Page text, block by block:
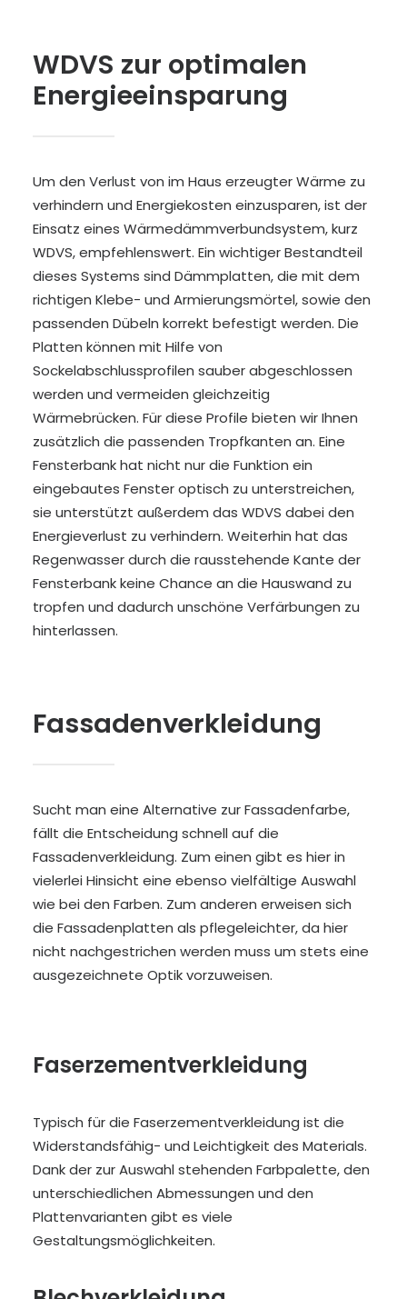
WDVS zur optimalen
Energieeinsparung
Um den Verlust von im Haus erzeugter Wärme zu
verhindern und Energiekosten einzusparen, ist der
Einsatz eines Wärmedämmverbundsystem, kurz
WDVS, empfehlenswert. Ein wichtiger Bestandteil
dieses Systems sind Dämmplatten, die mit dem
richtigen Klebe- und Armierungsmörtel, sowie den
passenden Dübeln korrekt befestigt werden. Die
Platten können mit Hilfe von
Sockelabschlussprofilen sauber abgeschlossen
werden und vermeiden gleichzeitig
Wärmebrücken. Für diese Profile bieten wir Ihnen
zusätzlich die passenden Tropfkanten an. Eine
Fensterbank hat nicht nur die Funktion ein
eingebautes Fenster optisch zu unterstreichen,
sie unterstützt außerdem das WDVS dabei den
Energieverlust zu verhindern. Weiterhin hat das
Regenwasser durch die rausstehende Kante der
Fensterbank keine Chance an die Hauswand zu
tropfen und dadurch unschöne Verfärbungen zu
hinterlassen.
Fassadenverkleidung
Sucht man eine Alternative zur Fassadenfarbe,
fällt die Entscheidung schnell auf die
Fassadenverkleidung. Zum einen gibt es hier in
vielerlei Hinsicht eine ebenso vielfältige Auswahl
wie bei den Farben. Zum anderen erweisen sich
die Fassadenplatten als pflegeleichter, da hier
nicht nachgestrichen werden muss um stets eine
ausgezeichnete Optik vorzuweisen.
Faserzementverkleidung
Typisch für die Faserzementverkleidung ist die
Widerstandsfähig- und Leichtigkeit des Materials.
Dank der zur Auswahl stehenden Farbpalette, den
unterschiedlichen Abmessungen und den
Plattenvarianten gibt es viele
Gestaltungsmöglichkeiten.